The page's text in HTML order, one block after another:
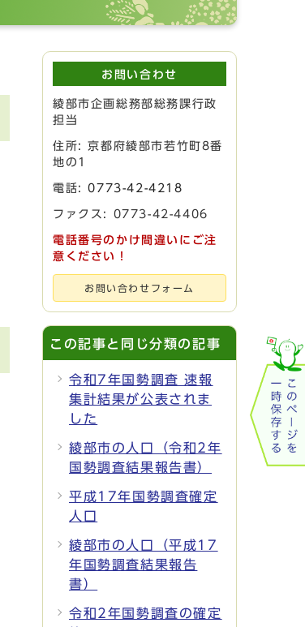
お問い合わせ
綾部市企画総務部総務課行政
担当
住所: 京都府綾部市若竹町8番
地の1
電話:0773-42-4218
ファクス: 0773-42-4406
電話番号のかけ間違いにご注
意ください！
お問い合わせフォーム
この記事と同じ分類の記事
令和7年国勢調査 速報
集計結果が公表されま
した
綾部市の人口（令和2年
国勢調査結果報告書）
平成17年国勢調査確定
人口
綾部市の人口（平成17
年国勢調査結果報告
書）
令和2年国勢調査の確定